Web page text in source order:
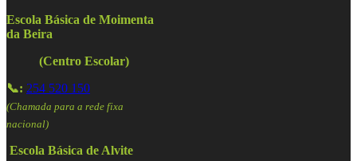
Escola Básica de Moimenta
da Beira
(Centro Escolar)
📞: 254 520 150
(Chamada para a rede fixa
nacional)
Escola Básica de Alvite